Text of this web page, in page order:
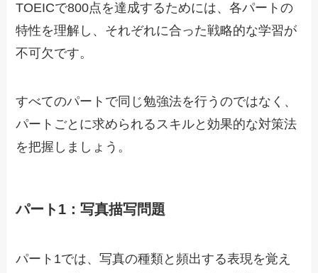
TOEICで800点を達成するためには、各パートの
特性を理解し、それぞれに合った戦略的な学習が
不可欠です。
すべてのパートで同じ勉強法を行うのではなく、
パートごとに求められるスキルと効果的な対策法
を把握しましょう。
パート1：写真描写問題
パート1では、写真の種類と頻出する表現を覚え